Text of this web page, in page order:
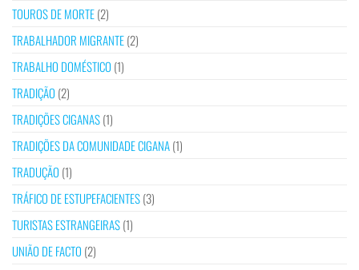
TOUROS DE MORTE(2)
TRABALHADOR MIGRANTE(2)
TRABALHO DOMÉSTICO (1)
TRADIÇÃO (2)
TRADIÇÕES CIGANAS(1)
TRADIÇÕES DA COMUNIDADE CIGANA(1)
TRADUÇÃO (1)
TRÁFICO DE ESTUPEFACIENTES(3)
TURISTAS ESTRANGEIRAS(1)
UNIÃO DE FACTO (2)